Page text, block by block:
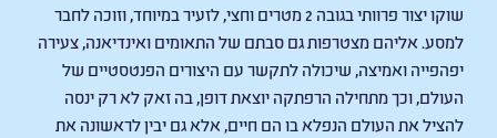
שוקו יצור פרוותי בגובה 2 מטרים וחצי, לזעיר במיוחד, וזוכה לחבר
למסע. אליהם מצטרפות גם סבתם של התאומים ואינדיאנה, צעירה
יפהפייה ואמיצה, שיכולה לתקשר עם היצורים הפנטסטיים של
העולם, וכך מתחילה הרפתקה יוצאת דופן, בה זאק לא רק ינסה
להציל את העולם הנפלא בו הם חיים, אלא גם יבין לראשונה את